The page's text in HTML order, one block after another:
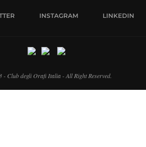
INSTAGRAM LINKEDIN
- Club degli Orafi Italia - All Right Reserved.